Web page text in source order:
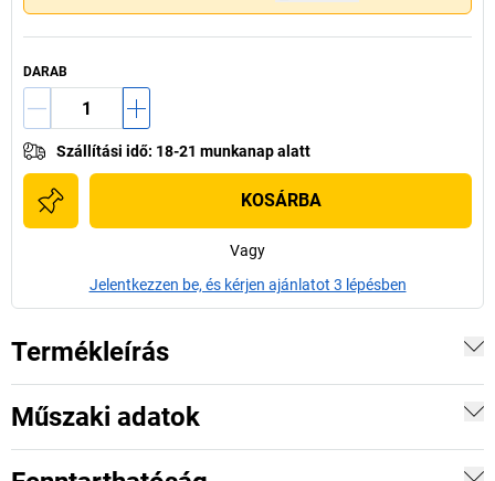
DARAB
Szállítási idő: 18-21 munkanap alatt
KOSÁRBA
Vagy
Jelentkezzen be, és kérjen ajánlatot 3 lépésben
Termékleírás
Műszaki adatok